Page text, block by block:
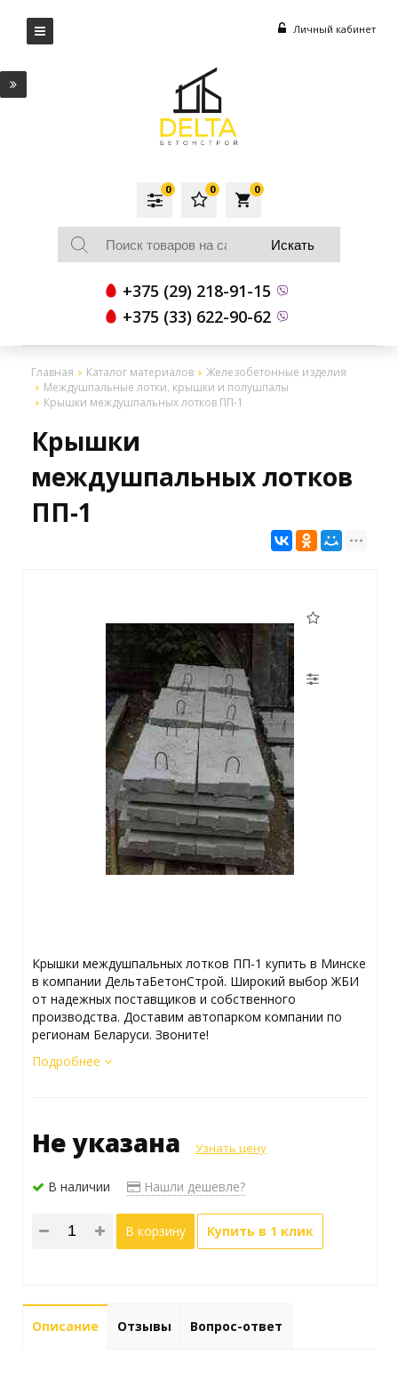
Личный кабинет
local_grocery_store
0
0
0
+375 (29) 218-91-15
+375 (33) 622-90-62
Главная Каталог материалов
Железобетонные изделия
Междушпальные лотки, крышки и полушпалы
Крышки междушпальных лотков ПП-1
Крышки
междушпальных лотков
ПП-1
Крышки междушпальных лотков ПП-1 купить в Минске
в компании ДельтаБетонСтрой. Широкий выбор ЖБИ
от надежных поставщиков и собственного
производства. Доставим автопарком компании по
регионам Беларуси. Звоните!
Подробнее
Не указана Узнать цену
В наличии Нашли дешевле?
В корзину Купить в 1 клик
Описание Отзывы Вопрос-ответ